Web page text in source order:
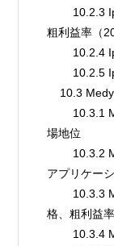
粗利益率（
10.3
場地位
アプリケー
格、粗利益